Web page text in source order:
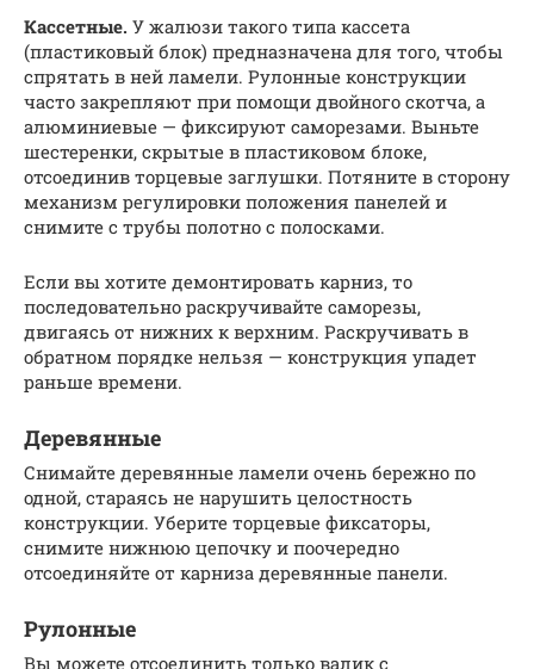
Кассетные. У жалюзи такого типа кассета
(пластиковый блок) предназначена для того, чтобы
спрятать в ней ламели. Рулонные конструкции
часто закрепляют при помощи двойного скотча, а
алюминиевые — фиксируют саморезами. Выньте
шестеренки, скрытые в пластиковом блоке,
отсоединив торцевые заглушки. Потяните в сторону
механизм регулировки положения панелей и
снимите с трубы полотно с полосками.
Если вы хотите демонтировать карниз, то
последовательно раскручивайте саморезы,
двигаясь от нижних к верхним. Раскручивать в
обратном порядке нельзя — конструкция упадет
раньше времени.
Деревянные
Снимайте деревянные ламели очень бережно по
одной, стараясь не нарушить целостность
конструкции. Уберите торцевые фиксаторы,
снимите нижнюю цепочку и поочередно
отсоединяйте от карниза деревянные панели.
Рулонные
Вы можете отсоединить только валик с